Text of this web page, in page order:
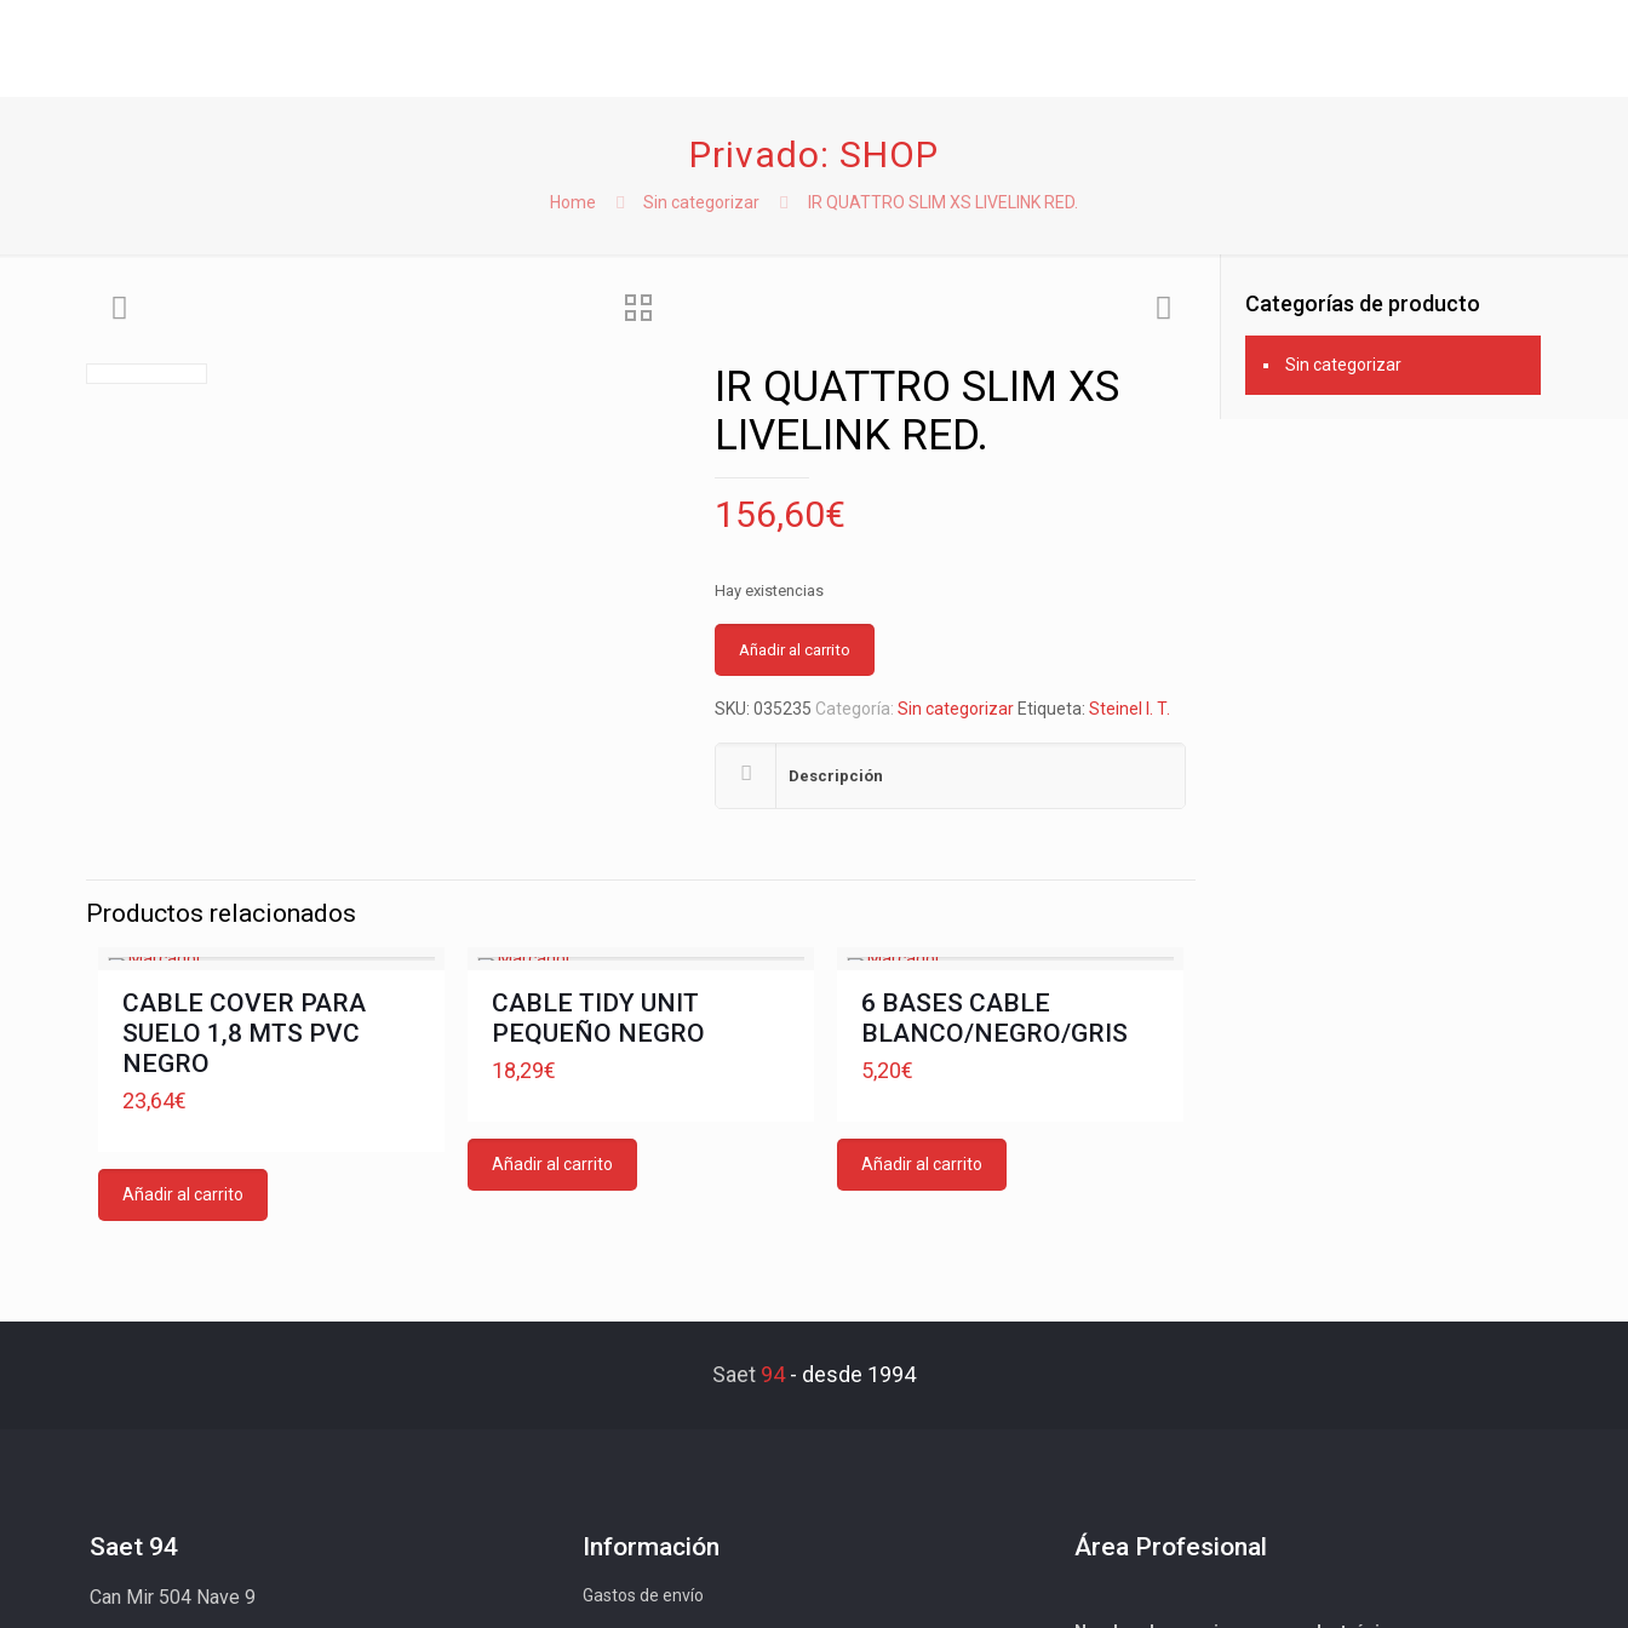
Privado: SHOP
Home Sin categorizar IR QUATTRO SLIM XS LIVELINK RED.
IR QUATTRO SLIM XS
LIVELINK RED.
156,60€
Hay existencias
Añadir al carrito
SKU:035235 Categoría:Sin categorizar Etiqueta:Steinel I. T.
Descripción
Productos relacionados
CABLE COVER PARA
SUELO 1,8 MTS PVC
NEGRO
23,64€
Añadir al carrito
CABLE TIDY UNIT
PEQUEÑO NEGRO
18,29€
Añadir al carrito
6 BASES CABLE
BLANCO/NEGRO/GRIS
5,20€
Añadir al carrito
Categorías de producto
Sin categorizar
Saet 94- desde 1994
Saet 94
Can Mir 504 Nave 9
Información
Gastos de envío
Área Profesional